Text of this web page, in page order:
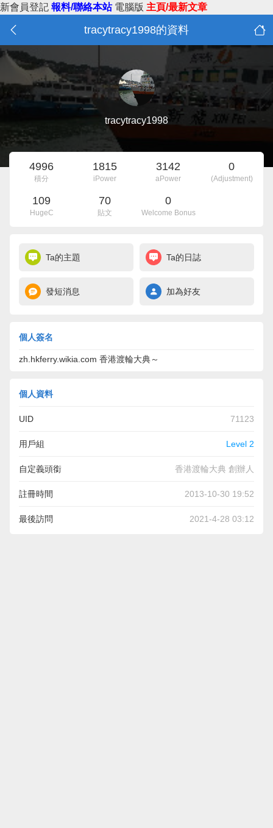
新會員登記 報料/聯絡本站 電腦版 主頁/最新文章
tracytracy1998的資料
tracytracy1998
4996
積分
1815
iPower
3142
aPower
0
(Adjustment)
109
HugeC
70
貼文
0
Welcome Bonus
Ta的主題 Ta的日誌
發短消息 加為好友
個人簽名
zh.hkferry.wikia.com 香港渡輪大典～
個人資料
UID 71123
用戶組 Level 2
自定義頭銜 香港渡輪大典 創辦人
註冊時間 2013-10-30 19:52
最後訪問 2021-4-28 03:12